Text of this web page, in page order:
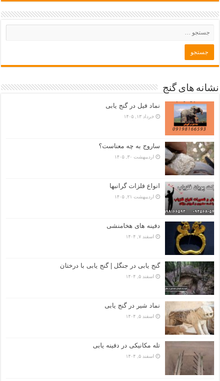
نشانه های گنج
نماد فیل در گنج یابی
خرداد ۱۳, ۱۴۰۵
ساروج به چه معناست؟
اردیبهشت ۳۰, ۱۴۰۵
انواع فلزات گرانبها
اردیبهشت ۲۱, ۱۴۰۵
دفینه های هخامنشی
اسفند ۷, ۱۴۰۴
گنج یابی در جنگل | گنج یابی با درختان
اسفند ۵, ۱۴۰۴
نماد شیر در گنج یابی
اسفند ۵, ۱۴۰۴
تله مکانیکی در دفینه یابی
اسفند ۵, ۱۴۰۴